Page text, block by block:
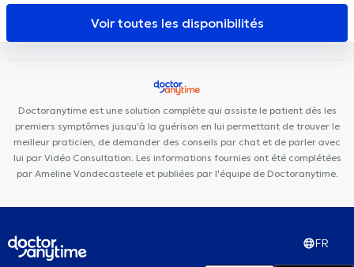
MAKAULA MediConsult
Kiné Châtelain
Louise Family Doctors
Ophtara Medical Center
Ixelles Dental Care
Voir toutes les disponibilités
Doctoranytime est une solution complète qui assiste le patient dès les
premiers symptômes jusqu'à la guérison en lui permettant de trouver le
meilleur praticien, de demander des conseils par chat et de parler avec
lui par Vidéo Consultation. Les informations fournies ont été complétées
par Ameline Vandecasteele et publiées par l'équipe de Doctoranytime.
FR